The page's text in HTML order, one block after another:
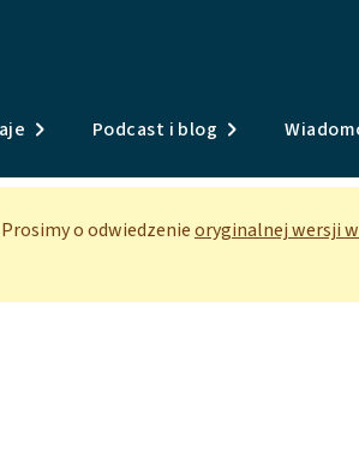
Podcast i blog
Publikacje
Badania i dane
Tematyo odwiedzenieoryginalnej wersji